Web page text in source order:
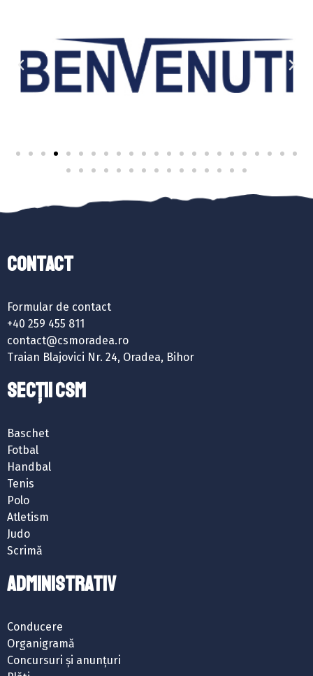
Contact
Formular de contact
+40 259 455 811
contact@csmoradea.ro
Traian Blajovici Nr. 24, Oradea, Bihor
SECȚII CSM
Baschet
Fotbal
Handbal
Tenis
Polo
Atletism
Judo
Scrimă
ADMINISTRATIV
Conducere
Organigramă
Concursuri și anunțuri